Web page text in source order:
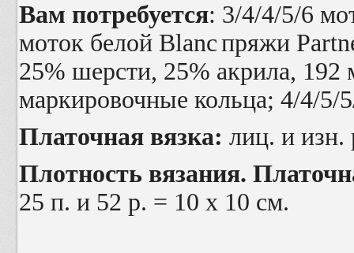
Вам потребуется: 3/4/4/5/6
моток белой Blancпряжи
25% шерсти, 25% акрила,
маркировочные кольца; 4/4/5/
Платочная вязка: лиц. и изн.
Плотность вязания.
25 п. и 52 р. = 10 х 10 см.